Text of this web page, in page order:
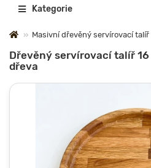
VšechnyKategorie
Masivní dřevěný servírovací talíř
Dřevěný servírovací talíř
dřeva